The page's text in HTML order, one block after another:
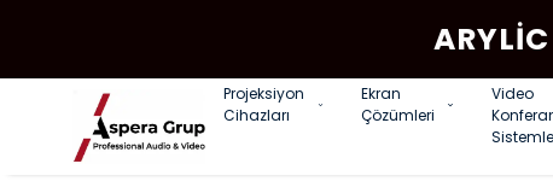
Projeksiyon
Cihazları
Ekran
Çözümleri
Video